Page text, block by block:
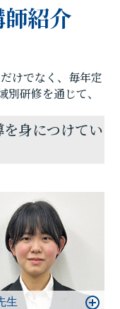
れた計画のもと
成果へとつなげ
ることが私たち
環境と質問体制
ています。「で
く変わります。
任を持ってサ
きることを心よ
紹介
けでなく、毎年定
研修を通じて、
身につけてい
生